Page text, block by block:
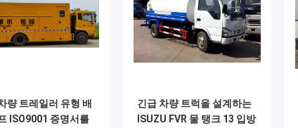
량 트레일러 유형 배
ISO9001 증명서를
긴급 차량 트럭을 설계하는
ISUZU FVR 물 탱크 13 입방